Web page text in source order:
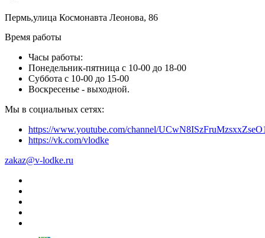
Пермь,улица Космонавта Леонова, 86
Время работы
Часы работы:
Понедельник-пятница с 10-00 до 18-00
Суббота с 10-00 до 15-00
Воскресенье - выходной.
Мы в социальных сетях:
https://www.youtube.com/channel/
https://vk.com/vlodke
zakaz@v-lodke.ru